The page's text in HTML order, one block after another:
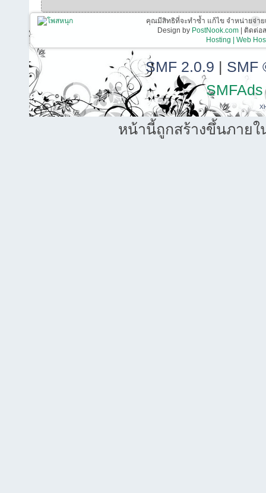
คุณมีสิทธิที่จะทำซ้ำ แก้ไข จำหน่ายจ่า
Design by PostNook.com| ติดต่อส
Hosting | Web
SMF 2.0.9 | SMF
SMFAds
หน้านี้ถูกสร้างขึ้นภายใ